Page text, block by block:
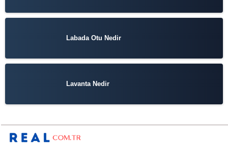
Labada Otu Nedir
Lavanta Nedir